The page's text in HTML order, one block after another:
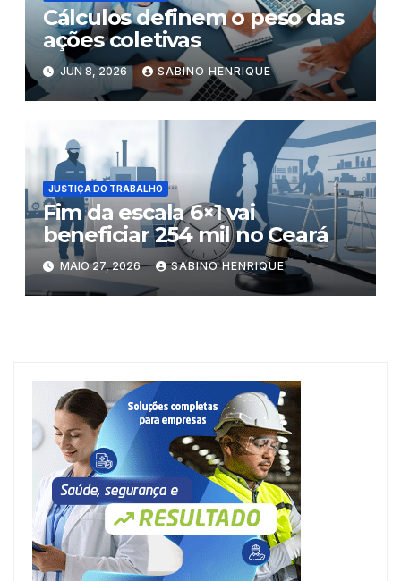
Cálculos definem o peso das
ações coletivas
JUN 8, 2026 SABINO HENRIQUE
JUSTIÇA DO TRABALHO
Fim da escala 6×1 vai
beneficiar 254 mil no Ceará
MAIO 27, 2026 SABINO HENRIQUE